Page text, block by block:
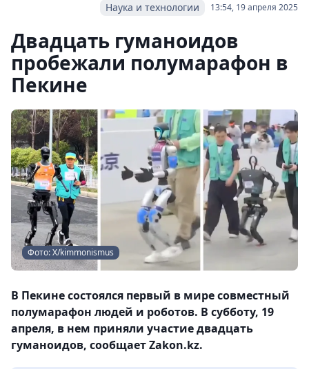
13:54, 19 апреля 2025
Наука и технологии
Двадцать гуманоидов
пробежали полумарафон в
Пекине
Фото: Х/kimmonismus
В Пекине состоялся первый в мире совместный
полумарафон людей и роботов. В субботу, 19
апреля, в нем приняли участие двадцать
гуманоидов, сообщает Zakon.kz.